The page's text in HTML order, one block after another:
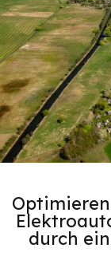
durch